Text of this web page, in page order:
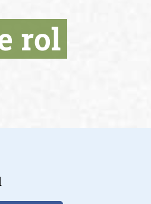
rol